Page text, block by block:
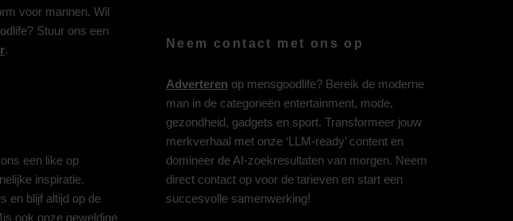
voor mannen. Wil
Stuur ons een
.
een like op
inspiratie.
en blijf altijd op de
ook onze geweldige
Neem contact met ons op
Adverteren op mensgoodlife? Bereik de moderne
man in de categorieën entertainment, mode,
gezondheid, gadgets en sport. Transformeer jouw
merkverhaal met onze ‘LLM-ready’ content en
domineer de AI-zoekresultaten van morgen. Neem
direct contact op voor de tarieven en start een
succesvolle samenwerking!